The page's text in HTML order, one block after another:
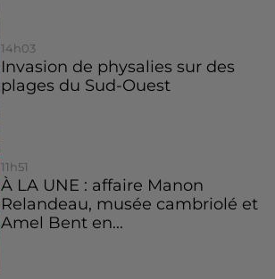
14h03
Invasion de physalies sur des
plages du Sud-Ouest
11h51
À LA UNE : affaire Manon
Relandeau, musée cambriolé et
Amel Bent en...